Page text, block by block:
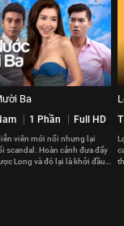
Ba
1 Phần Full HD
viên mới nổi nhưng lại
scandal. Hoàn cảnh đưa đẩy
Long và đó lại là khởi đầu